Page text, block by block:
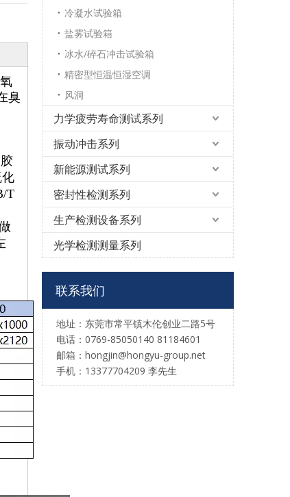
臭
T
冷凝水试验箱
盐雾试验箱
冰水/碎石冲击试验箱
精密型恒温恒湿空调
风洞
力学疲劳寿命测试系列
振动冲击系列
新能源测试系列
密封性检测系列
生产检测设备系列
光学检测测量系列
联系我们
地址：东莞市常平镇木伦创业二路5号
电话：0769-85050140 81184601
邮箱：hongjin@hongyu-group.net
手机：13377704209 李先生